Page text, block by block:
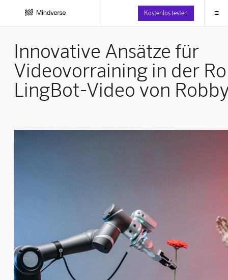
Kostenlos testen ≡
Innovative Ansätze für
Videovorraining in der
LingBot-Video von